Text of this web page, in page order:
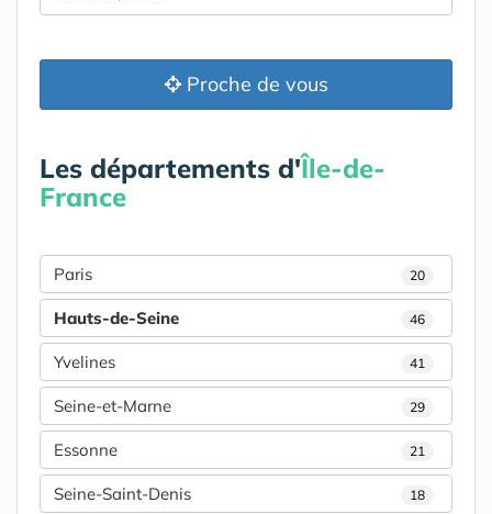
Proche de vous
Les départements d'Île-de-
France
Paris 20
Hauts-de-Seine 46
Yvelines 41
Seine-et-Marne 29
Essonne 21
Seine-Saint-Denis 18